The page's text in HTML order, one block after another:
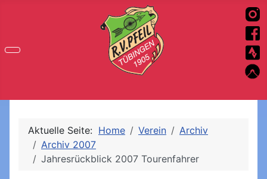
Aktuelle Seite: Home Verein
Archiv
Archiv 2007
Jahresrückblick 2007 Tourenfahrer